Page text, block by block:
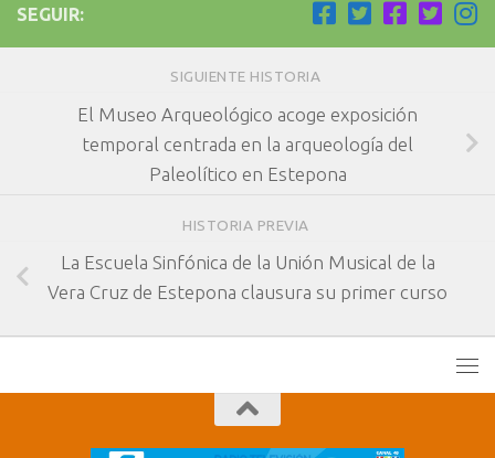
SEGUIR:
SIGUIENTE HISTORIA
El Museo Arqueológico acoge exposición
temporal centrada en la arqueología del
Paleolítico en Estepona
HISTORIA PREVIA
La Escuela Sinfónica de la Unión Musical de la
Vera Cruz de Estepona clausura su primer curso